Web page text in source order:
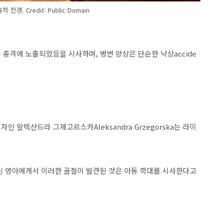
적 전경. Credit: Public Domain
격에 노출되었음을 시사하며, 병변 양상은 단순한 낙상accide
인 알렉산드라 그제고르스카Aleksandra Grzegorska는 라이
아에게서 이러한 골절이 발견된 것은 아동 학대를 시사한다고